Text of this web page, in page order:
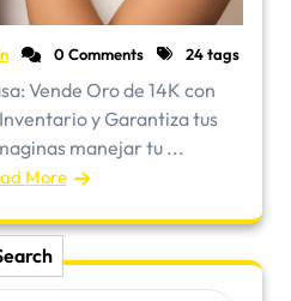
0 Comments 24 tags
Vende Oro de 14K con
y Garantiza tus
manejar tu ...
More